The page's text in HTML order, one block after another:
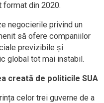
format din 2020.
negocierile privind un
să ofere companiilor
previzibile și
global tot mai instabil.
creată de politicile SUA
celor trei guverne de a